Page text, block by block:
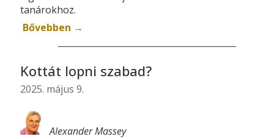
tanárokhoz.
Bővebben →
Kottát lopni szabad?
2025. május 9.
Alexander Massey